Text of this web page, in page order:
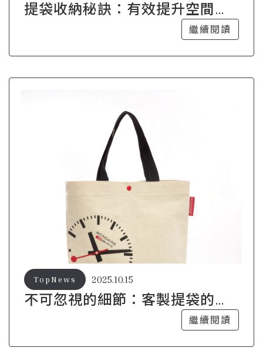
提袋收納秘訣：有效提升空間利
繼續閱讀
不可忽視的細節：客製提袋的設
2025.10.15
TopNews
繼續閱讀